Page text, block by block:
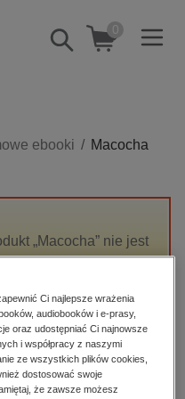
Pokaż/schowaj
wyszukiwarkę
0
informatyka
ebooki Macocha
„Macocha” nie jest
Ci najlepsze wrażenia
audiobooków i e-prasy,
oraz udostępniać Ci najnowsze
i współpracy z naszymi
ze wszystkich plików cookies,
dostosować swoje
że zawsze możesz